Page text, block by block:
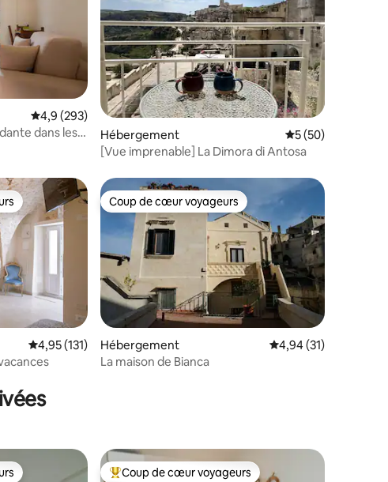
: 4,97 sur 5
Évaluation moyenne sur la base de 293 commentaires : 4,9 sur 5
4,9 (293)
dans les
Hébergement Évaluation
5 (50)
[Vue imprenable] La Dimora di Antosa
: 4,81 sur 5
les plus appréciés
Évaluation moyenne sur la base de 131 commentaires : 4,95 sur 5
4,95 (131)
Coup de cœur voyageurs
Coup de cœur voyageurs
Hébergement Évaluation moyenne
4,94 (31)
La maison de Bianca
Coup de cœur voyageurs